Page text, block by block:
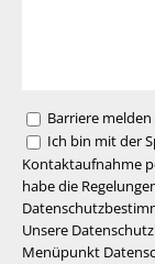
Barriere melden
Ich bin mit der
Kontaktaufnahme
habe die
Unsere
Menüpunkt